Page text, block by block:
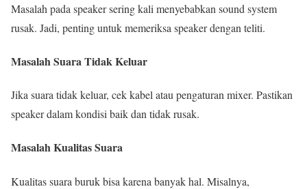
Masalah pada speaker sering kali menyebabkan sound system
rusak. Jadi, penting untuk memeriksa speaker dengan teliti.
Masalah Suara Tidak Keluar
Jika suara tidak keluar, cek kabel atau pengaturan mixer. Pastikan
speaker dalam kondisi baik dan tidak rusak.
Masalah Kualitas Suara
Kualitas suara buruk bisa karena banyak hal. Misalnya,